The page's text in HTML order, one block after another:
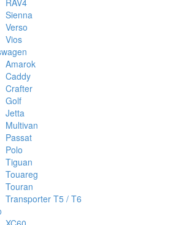
RAV4
Sienna
Verso
Vios
Amarok
Caddy
Crafter
Golf
Jetta
Multivan
Passat
Polo
Tiguan
Touareg
Touran
Transporter T5 / T6